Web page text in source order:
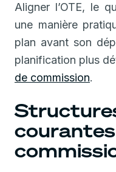
Aligner l’OTE, le
une manière
plan avant son
planification plus
de commission.